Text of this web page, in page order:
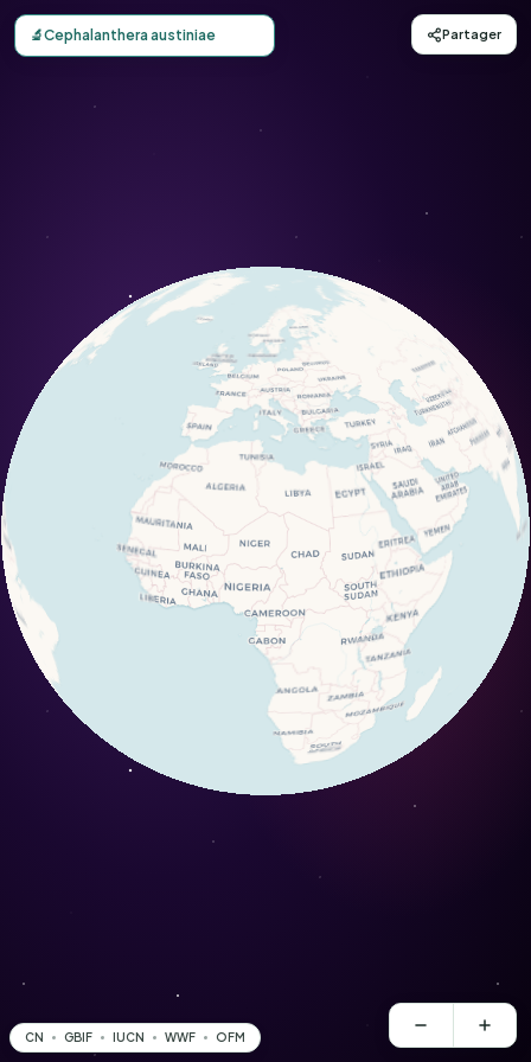
Carte d'observation du Cephalanthera austiniae
🔬Cephalanthera austiniae Partager
CN GBIF IUCN WWF OFM